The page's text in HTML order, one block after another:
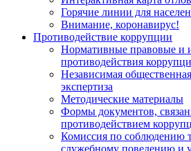
Горячие линии для
Внимание, коронавирус!
Противодействие коррупции
Нормативные правовые и
противодействия
Независимая
экспертиза
Методические материалы
Формы документов,
противодействием
Комиссия по соблюдению
служебному поведению и